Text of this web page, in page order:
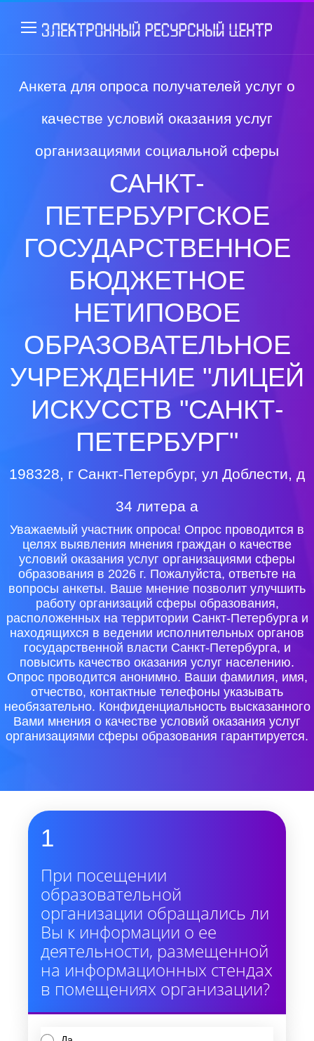
Анкета для опроса получателей услуг о
качестве условий оказания услуг
организациями социальной сферы
САНКТ-
ПЕТЕРБУРГСКОЕ
ГОСУДАРСТВЕННОЕ
БЮДЖЕТНОЕ
НЕТИПОВОЕ
ОБРАЗОВАТЕЛЬНОЕ
УЧРЕЖДЕНИЕ "ЛИЦЕЙ
ИСКУССТВ "САНКТ-
ПЕТЕРБУРГ"
198328, г Санкт-Петербург, ул Доблести, д
34 литера а
Уважаемый участник опроса! Опрос проводится в
целях выявления мнения граждан о качестве
условий оказания услуг организациями сферы
образования в 2026 г. Пожалуйста, ответьте на
вопросы анкеты. Ваше мнение позволит улучшить
работу организаций сферы образования,
расположенных на территории Санкт-Петербурга и
находящихся в ведении исполнительных органов
государственной власти Санкт-Петербурга, и
повысить качество оказания услуг населению.
Опрос проводится анонимно. Ваши фамилия, имя,
отчество, контактные телефоны указывать
необязательно. Конфиденциальность высказанного
Вами мнения о качестве условий оказания услуг
организациями сферы образования гарантируется.
1
При посещении
образовательной
организации обращались ли
Вы к информации о ее
деятельности, размещенной
на информационных стендах
в помещениях организации?